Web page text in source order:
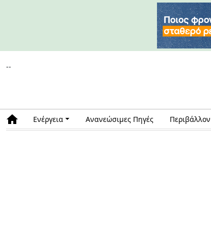
--
Ενέργεια Ανανεώσιμες Πηγές Περιβάλλον